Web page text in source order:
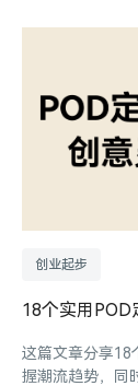
创业起步
18个实用
这篇文章分享18
握潮流趋势，同